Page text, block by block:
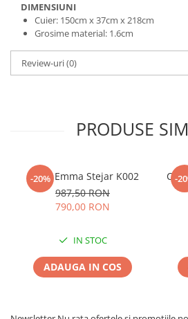
DIMENSIUNI
Cuier: 150cm x 37cm x 218cm
Grosime material: 1.6cm
Review-uri(0)
PRODUSE
-20%
Cuier Emma Stejar K002
987,50 RON
790,00 RON
IN STOC
ADAUGA IN COS
-